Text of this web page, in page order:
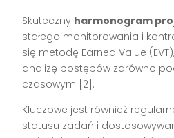
Skuteczny harmonogram
stałego monitorowania i
się metodę Earned Value
analizę postępów zarówno
czasowym [2].
Kluczowe jest również
statusu zadań i